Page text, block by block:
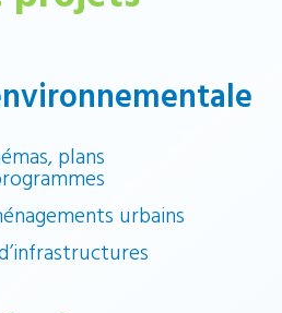
plans
urbains